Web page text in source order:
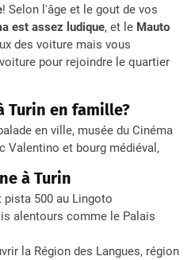
! Selon l'âge et le gout de vos
est assez ludique, et le Mauto
des voiture mais vous
pour rejoindre le quartier
Turin en famille?
en ville, musée du Cinéma
Valentino et bourg médiéval,
à Turin
pista 500 au Lingoto
alentours comme le Palais
la Région des Langues, région